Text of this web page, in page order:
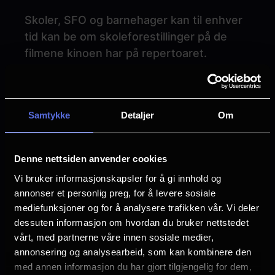
Samtykke Detaljer Om
Denne nettsiden anvender cookies
Vi bruker informasjonskapsler for å gi innhold og
annonser et personlig preg, for å levere sosiale
mediefunksjoner og for å analysere trafikken vår. Vi deler
dessuten informasjon om hvordan du bruker nettstedet
vårt, med partnerne våre innen sosiale medier,
annonsering og analysearbeid, som kan kombinere den
med annen informasjon du har gjort tilgjengelig for dem,
Skoler, SFO og barnehager kan til enhver
tid kan be om skoleforestillinger på de
filmene kinoen har på repertoaret.
Hvis vi skal hente inn filmer etter spesielle
ønsker, må det være grupper på minst 50
personer. Ved å kontakte kinoen god tid
på forhånd kan vi vurdere å sette opp
filmen med tilbud til også andre skoler.
Ta gjerne kontakt, så finner vi gjerne
filmer som passer til ulike
undervisningstemaer. Husk at kinosalens
mørke også kan være «klasserom» og gi
en fin tilnærming til et emne.